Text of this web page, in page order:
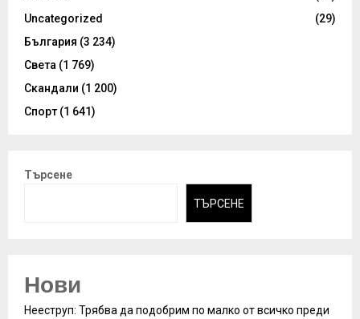
Uncategorized
(29)
България (3 234)
Света (1 769)
Скандали (1 200)
Спорт (1 641)
Търсене
ТЪРСЕНЕ
Нови
Нееструп: Трябва да подобрим по малко от всичко преди